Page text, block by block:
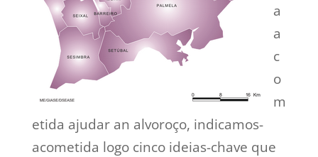
a
a
c
o
m
etida ajudar an alvoroço, indicamos-
acometida logo cinco ideias-chave que